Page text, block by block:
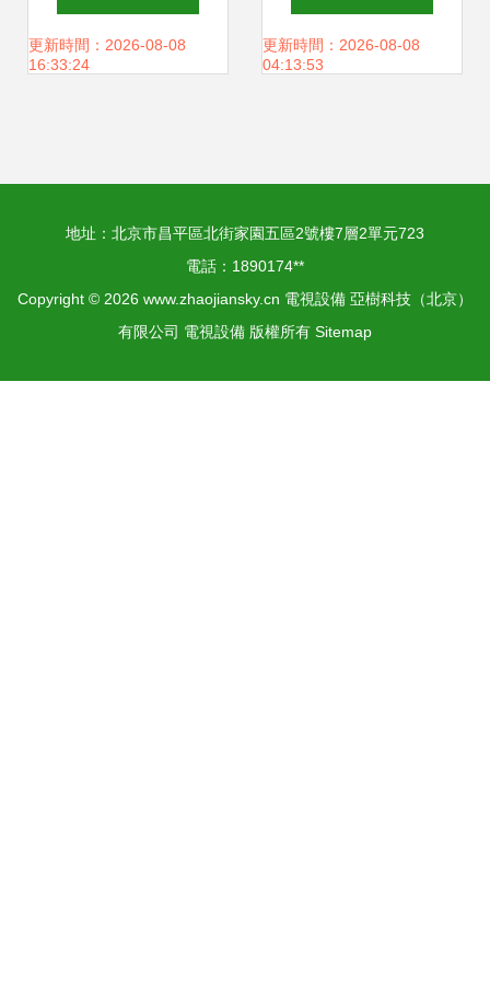
更新時間：2026-08-08
16:33:24
到未來觸摸體驗的
更新時間：2026-08-08
04:13:53
地址：北京市昌平區北街家園五區2號樓7層2單元723
電話：1890174**
Copyright © 2026 www.zhaojiansky.cn 電視設備 亞樹科技（北京）
有限公司 電視設備 版權所有 Sitemap